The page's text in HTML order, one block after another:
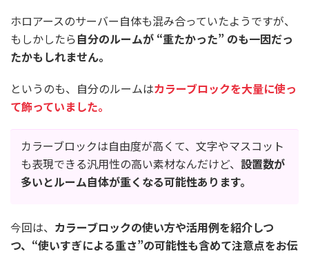
ホロアースのサーバー自体も混み合っていたようですが、
もしかしたら自分のルームが “重たかった” のも一因だっ
たかもしれません。
というのも、自分のルームはカラーブロックを大量に使っ
て飾っていました。
カラーブロックは自由度が高くて、文字やマスコット
も表現できる汎用性の高い素材なんだけど、 設置数が
多いとルーム自体が重くなる可能性あります。
今回は、 カラーブロックの使い方や活用例を紹介しつ
つ、“使いすぎによる重さ”の可能性も含めて注意点をお伝